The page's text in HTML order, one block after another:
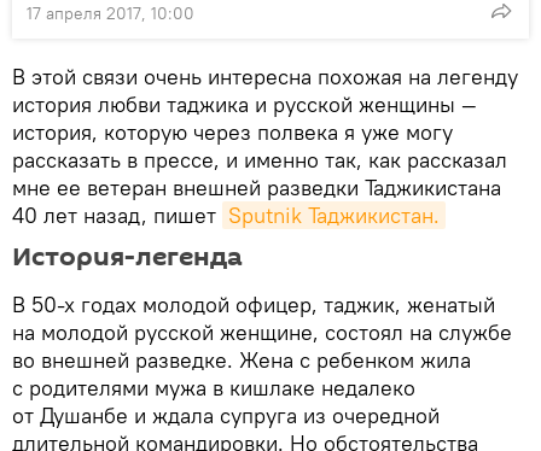
17 апреля 2017, 10:00
В этой связи очень интересна похожая на легенду
история любви таджика и русской женщины —
история, которую через полвека я уже могу
рассказать в прессе, и именно так, как рассказал
мне ее ветеран внешней разведки Таджикистана
40 лет назад, пишет Sputnik Таджикистан.
История-легенда
В 50-х годах молодой офицер, таджик, женатый
на молодой русской женщине, состоял на службе
во внешней разведке. Жена с ребенком жила
с родителями мужа в кишлаке недалеко
от Душанбе и ждала супруга из очередной
длительной командировки. Но обстоятельства